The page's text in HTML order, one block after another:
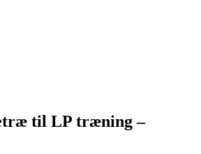
til LP træning –